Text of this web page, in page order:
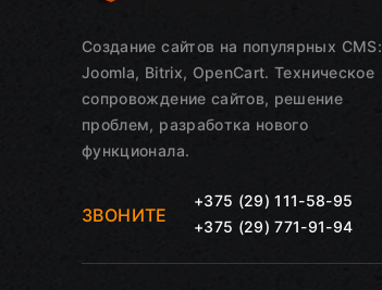
Создание сайтов на популярных CMS:
Joomla, Bitrix, OpenCart. Техническое
сопровождение сайтов, решение
проблем, разработка нового
функционала.
ЗВОНИТЕ
+375 (29) 111-58-95
+375 (29) 771-91-94